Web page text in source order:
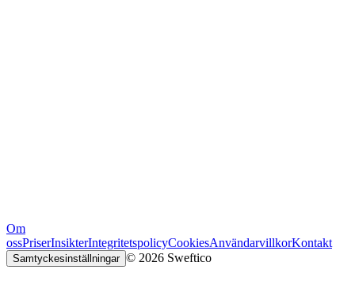
Om
ossPriserInsikterIntegritetspolicyCookiesAnvändarvillkorKontakt
Samtyckesinställningar © 2026 Sweftico